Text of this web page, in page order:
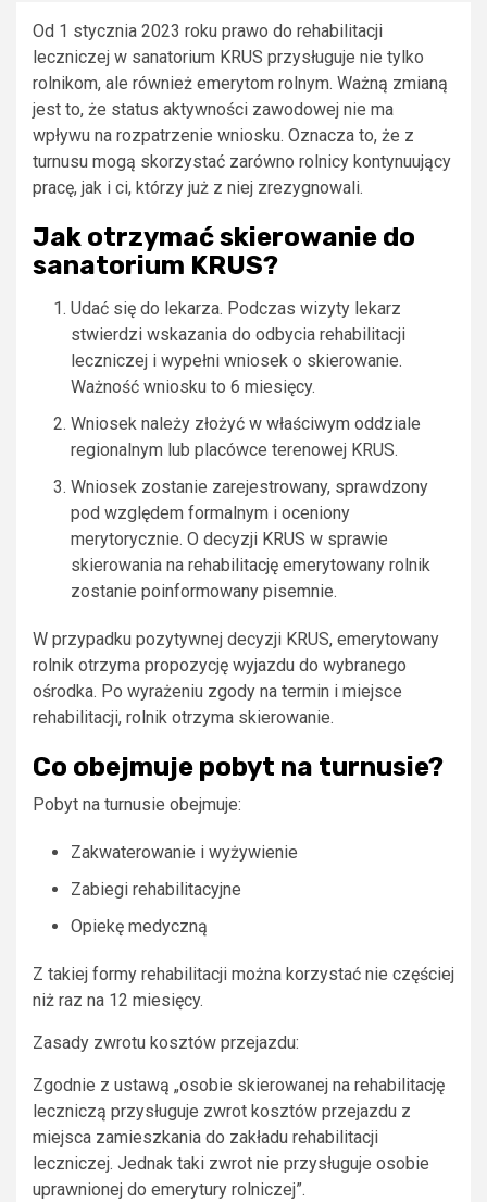
Od 1 stycznia 2023 roku prawo do rehabilitacji
leczniczej w sanatorium KRUS przysługuje nie tylko
rolnikom, ale również emerytom rolnym. Ważną zmianą
jest to, że status aktywności zawodowej nie ma
wpływu na rozpatrzenie wniosku. Oznacza to, że z
turnusu mogą skorzystać zarówno rolnicy kontynuujący
pracę, jak i ci, którzy już z niej zrezygnowali.
Jak otrzymać skierowanie do
sanatorium KRUS?
Udać się do lekarza. Podczas wizyty lekarz
stwierdzi wskazania do odbycia rehabilitacji
leczniczej i wypełni wniosek o skierowanie.
Ważność wniosku to 6 miesięcy.
Wniosek należy złożyć w właściwym oddziale
regionalnym lub placówce terenowej KRUS.
Wniosek zostanie zarejestrowany, sprawdzony
pod względem formalnym i oceniony
merytorycznie. O decyzji KRUS w sprawie
skierowania na rehabilitację emerytowany rolnik
zostanie poinformowany pisemnie.
W przypadku pozytywnej decyzji KRUS, emerytowany
rolnik otrzyma propozycję wyjazdu do wybranego
ośrodka. Po wyrażeniu zgody na termin i miejsce
rehabilitacji, rolnik otrzyma skierowanie.
Co obejmuje pobyt na turnusie?
Pobyt na turnusie obejmuje:
Zakwaterowanie i wyżywienie
Zabiegi rehabilitacyjne
Opiekę medyczną
Z takiej formy rehabilitacji można korzystać nie częściej
niż raz na 12 miesięcy.
Zasady zwrotu kosztów przejazdu:
Zgodnie z ustawą „osobie skierowanej na rehabilitację
leczniczą przysługuje zwrot kosztów przejazdu z
miejsca zamieszkania do zakładu rehabilitacji
leczniczej. Jednak taki zwrot nie przysługuje osobie
uprawnionej do emerytury rolniczej”.